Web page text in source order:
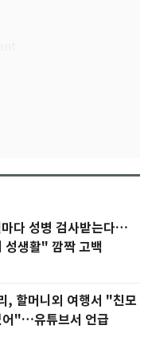
다 성병 검사받는다…
성생활" 깜짝 고백
, 할머니외 여행서 "친모
어"…유튜브서 언급